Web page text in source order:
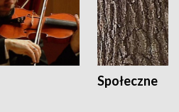
Społeczne